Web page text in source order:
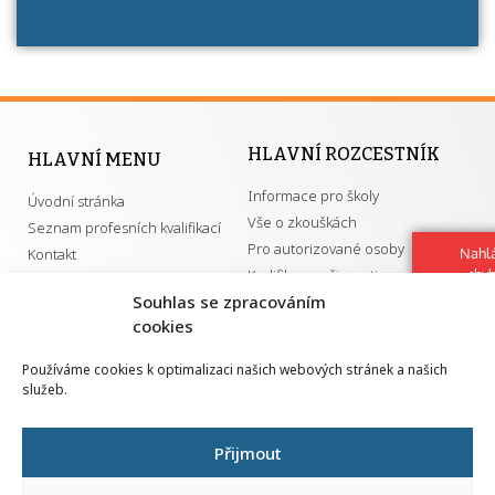
Souhlas se zpracováním
cookies
Používáme cookies k optimalizaci našich webových stránek a našich
služeb.
Přijmout
HLAVNÍ MENU
Úvodní stránka
Seznam profesních kvalifikací
Kontakt
HLAVNÍ ROZCESTNÍK
Informace pro školy
Vše o zkouškách
Pro autorizované osoby
Kvalifikace a živnosti
GDPR
Národní pedagogický institut ČR
Senovážné náměstí 25
110 00 Praha 1